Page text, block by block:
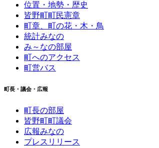
位置・地勢・歴史
皆野町町民憲章
町章、町の花・木・鳥
統計みなの
み～なの部屋
町へのアクセス
町営バス
町長・議会・広報
町長の部屋
皆野町町議会
広報みなの
プレスリリース